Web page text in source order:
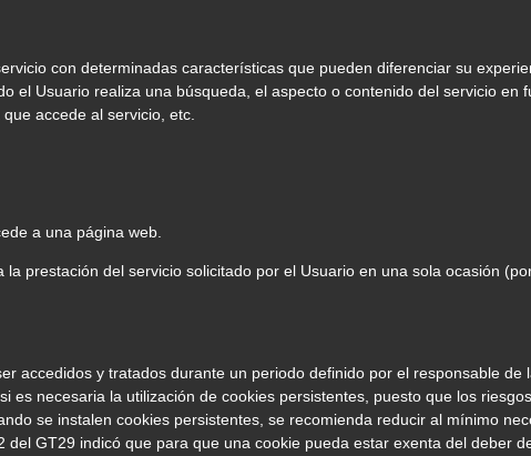
con determinadas características que pueden diferenciar su
el Usuario realiza una búsqueda, el aspecto o contenido del servicio en
accede al servicio, etc.
a una página web.
prestación del servicio solicitado por el Usuario en una sola ocasión
accedidos y tratados durante un periodo definido por el responsable de
necesaria la utilización de cookies persistentes, puesto que los
se instalen cookies persistentes, se recomienda reducir al mínimo
GT29 indicó que para que una cookie pueda estar exenta del deber